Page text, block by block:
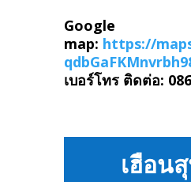
Google
map: https://
เบอร์โทร ติดต่อ:
เฮือน